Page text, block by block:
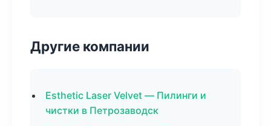
Другие компании
Esthetic Laser Velvet — Пилинги и
чистки в Петрозаводск